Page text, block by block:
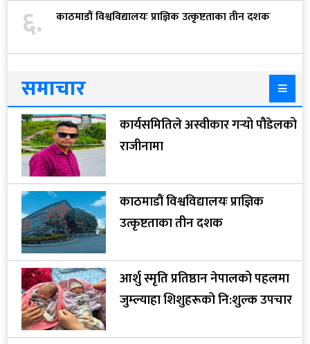
६. काठमाडौं विश्वविद्यालयः प्राज्ञिक उत्कृष्टताका तीन दशक
समाचार
कार्यसमितिले अस्वीकार गर्‍यो पौडेलको
राजीनामा
काठमाडौं विश्वविद्यालयः प्राज्ञिक
उत्कृष्टताका तीन दशक
आर्शु स्मृति प्रतिष्ठान नेपालको पहलमा
जुम्ल्याहा शिशुहरूको नि:शुल्क उपचार